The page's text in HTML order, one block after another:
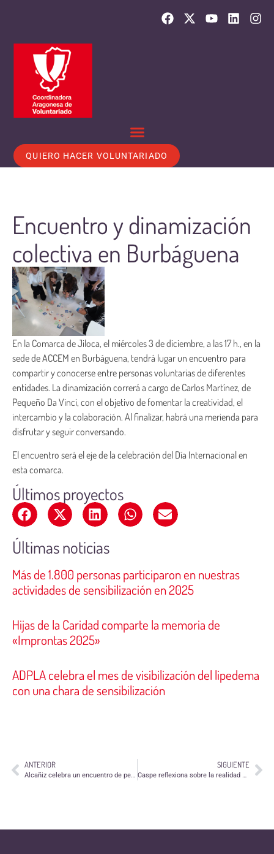
QUIERO HACER VOLUNTARIADO
Encuentro y dinamización
colectiva en Burbáguena
En la Comarca de Jiloca, el miércoles 3 de diciembre, a las 17 h., en la
sede de ACCEM en Burbáguena, tendrá lugar un encuentro para
compartir y conocerse entre personas voluntarias de diferentes
entidades. La dinamización correrá a cargo de Carlos Martínez, de
Pequeño Da Vinci, con el objetivo de fomentar la creatividad, el
intercambio y la colaboración. Al finalizar, habrá una merienda para
disfrutar y seguir conversando.
El encuentro será el eje de la celebración del Día Internacional en
esta comarca.
Últimos proyectos
Últimas noticias
Más de 1.800 personas participaron en nuestras
actividades de sensibilización en 2025
Hijas de la Caridad comparte la memoria de
«Improntas 2025»
ADPLA celebra el mes de visibilización del lipedema
con una chara de sensibilización
ANTERIOR
Alcañiz celebra un encuentro de personas voluntarias para conmemorar su Día
SIGUIENTE
Caspe reflexiona sobre la realidad de su voluntariado